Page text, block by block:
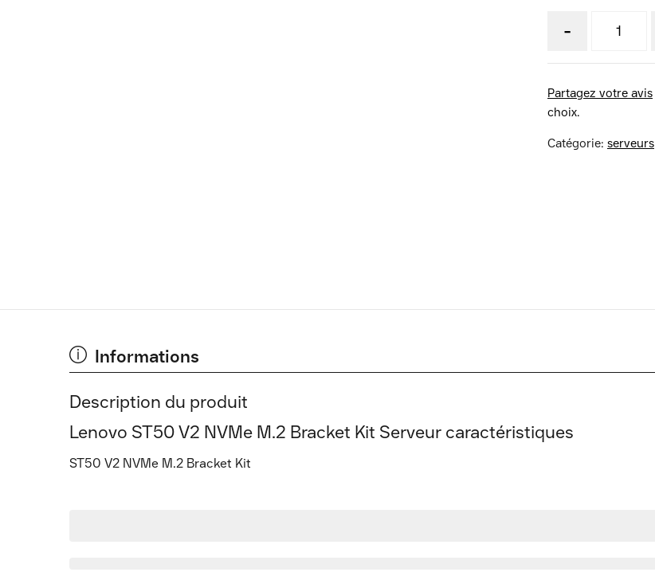
-
Partagez votre avis
choix.
Catégorie: serveurs
Informations
Description du produit
Lenovo ST50 V2 NVMe M.2 Bracket Kit Serveur caractéristiques
ST50 V2 NVMe M.2 Bracket Kit